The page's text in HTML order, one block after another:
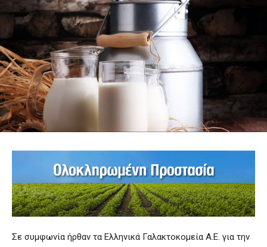
Σε συμφωνία ήρθαν τα Ελληνικά Γαλακτοκομεία Α.Ε. για την